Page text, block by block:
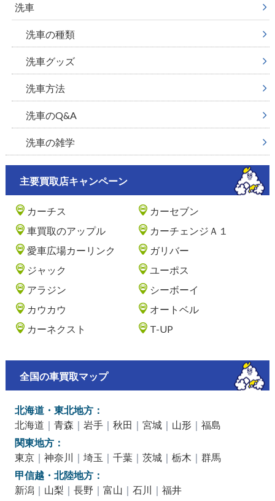
洗車
洗車の種類
洗車グッズ
洗車方法
洗車のQ&A
洗車の雑学
主要買取店キャンペーン
カーチス
カーセブン
車買取のアップル
カーチェンジＡ１
愛車広場カーリンク
ガリバー
ジャック
ユーポス
アラジン
シーボーイ
カウカウ
オートベル
カーネクスト
T-UP
全国の車買取マップ
北海道・東北地方：
北海道 ｜ 青森 ｜ 岩手｜ 秋田 ｜ 宮城｜ 山形｜ 福島
関東地方：
東京｜ 神奈川 ｜ 埼玉 ｜ 千葉｜ 茨城｜ 栃木 ｜ 群馬
甲信越・北陸地方：
新潟 ｜ 山梨 ｜ 長野 ｜ 富山 ｜ 石川 ｜ 福井